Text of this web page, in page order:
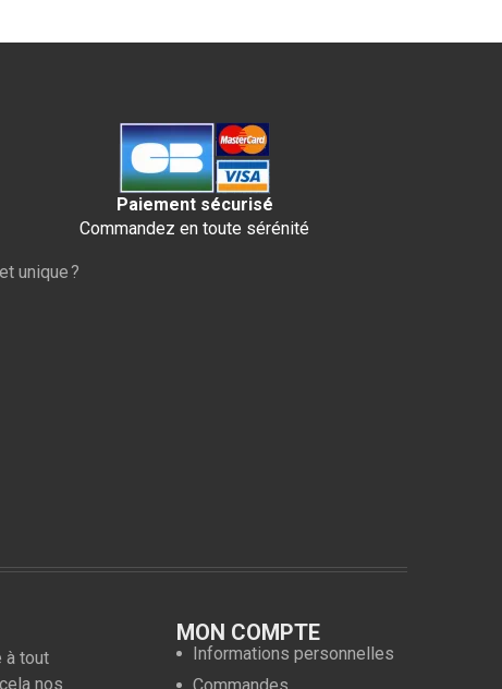
Paiement sécurisé
Commandez en toute sérénité
et unique ?
à tout
nos
MON COMPTE
Informations personnelles